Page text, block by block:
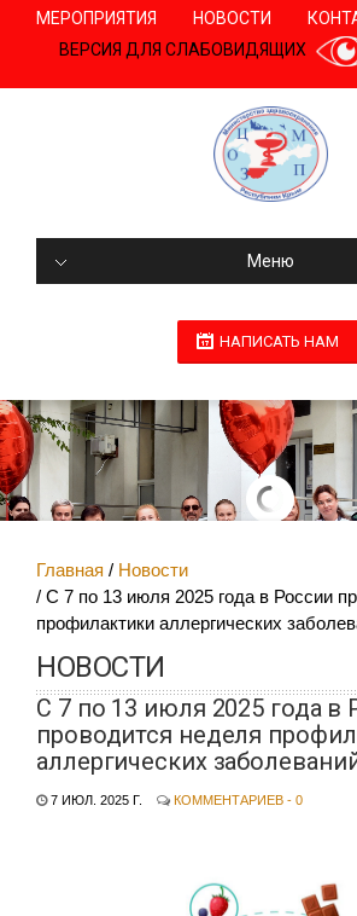
МЕРОПРИЯТИЯ НОВОСТИ
ВЕРСИЯ ДЛЯ СЛАБОВИДЯЩИХ
Меню
НАПИСАТЬ НАМ
Главная
Новости
С 7 по 13 июля 2025 года в России
профилактики аллергических
НОВОСТИ
С 7 по 13 июля 2025 года в
проводится неделя
аллергических
7 ИЮЛ. 2025 Г. КОММЕНТАРИЕВ - 0